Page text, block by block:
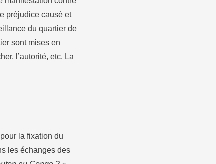
préjudice causé et
du quartier de
sont mises en
l’autorité, etc. La
la fixation du
les échanges des